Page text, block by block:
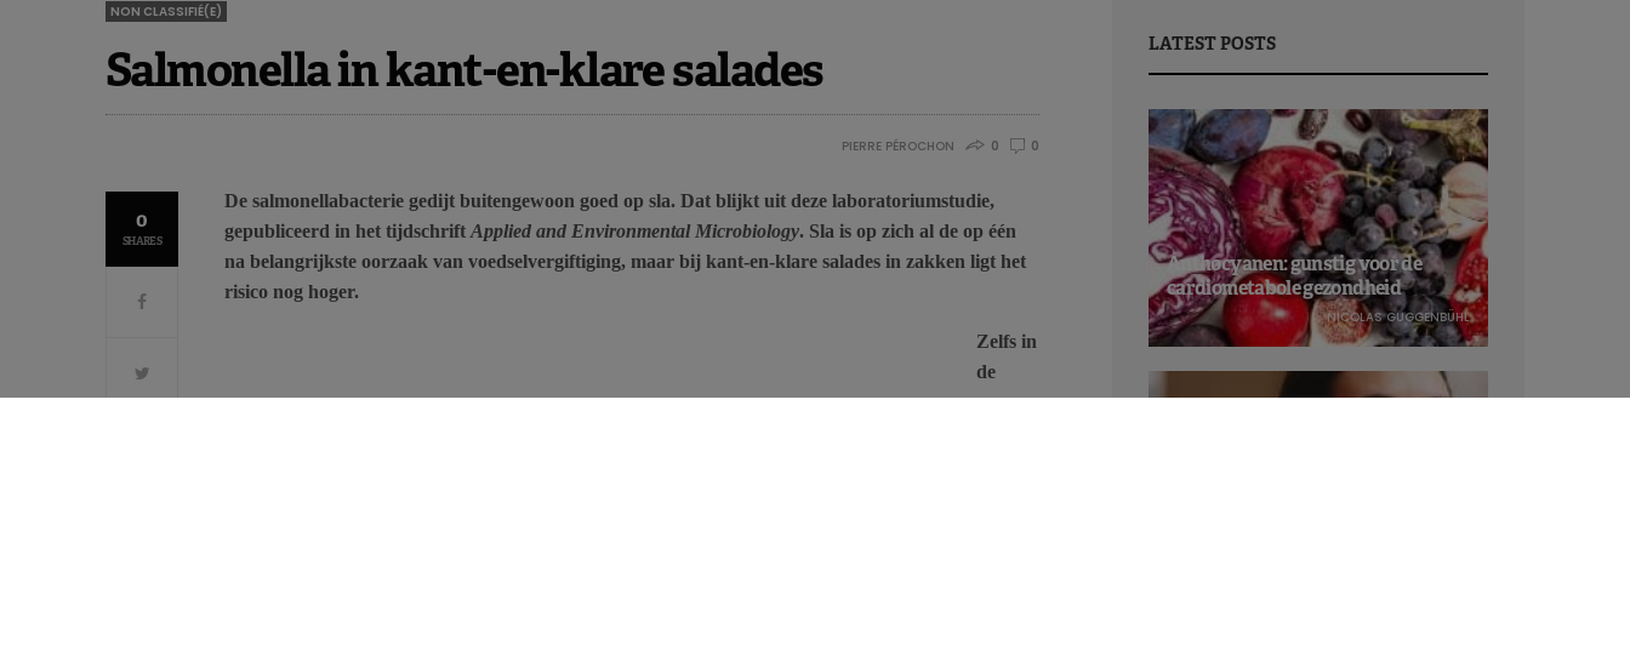
NON CLASSIFIÉ(E)
Salmonella in kant-en-klare salades
PIERRE PÉROCHON 0 0
0
SHARES
De salmonellabacterie gedijt buitengewoon goed op sla. Dat blijkt uit deze laboratoriumstudie,
gepubliceerd in het tijdschrift Applied and Environmental Microbiology. Sla is op zich al de op één
na belangrijkste oorzaak van voedselvergiftiging, maar bij kant-en-klare salades in zakken ligt het
risico nog hoger.
Zelfs in
de
LATEST POSTS
Anthocyanen: gunstig voor de
cardiometabole gezondheid
NICOLAS GUGGENBÜHL